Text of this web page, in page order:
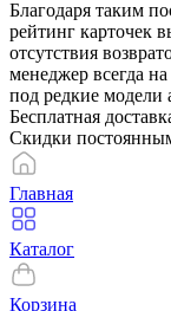
Благодаря таким
рейтинг карточек
отсутствия
менеджер всегда
под редкие модели
Бесплатная
Скидки
Главная
Каталог
Корзина